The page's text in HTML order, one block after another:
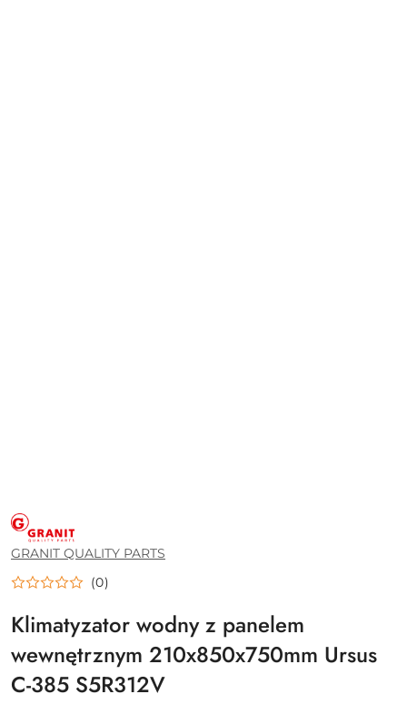
GRANIT
QUALITY
PARTS
GRANIT QUALITY PARTS
(0)
Klimatyzator wodny z panelem
wewnętrznym 210x850x750mm Ursus
C-385 S5R312V